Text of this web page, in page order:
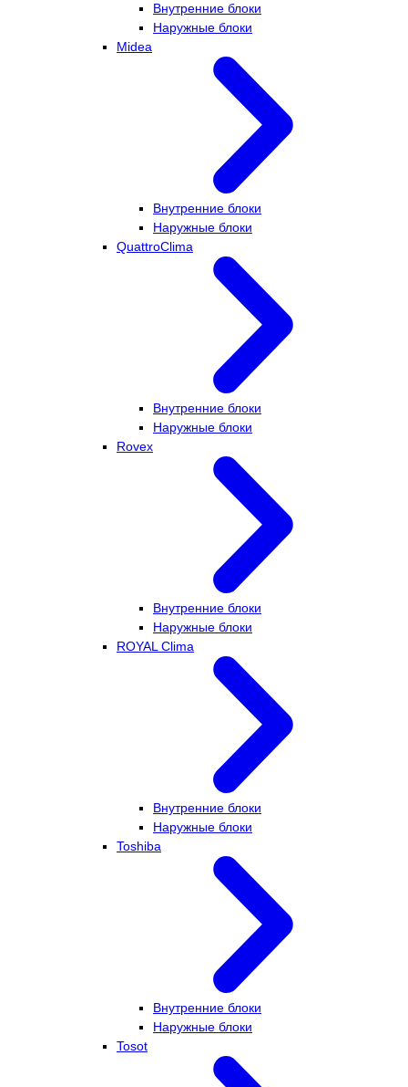
Внутренние блоки
Наружные блоки
Midea
Внутренние блоки
Наружные блоки
QuattroClima
Внутренние блоки
Наружные блоки
Rovex
Внутренние блоки
Наружные блоки
ROYAL Clima
Внутренние блоки
Наружные блоки
Toshiba
Внутренние блоки
Наружные блоки
Tosot